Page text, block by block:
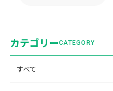
カテゴリーCATEGORY
すべて